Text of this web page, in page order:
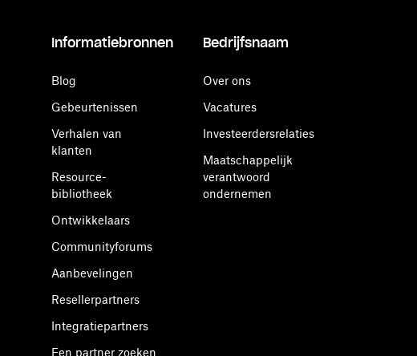
Informatiebronnen
Blog
Gebeurtenissen
Verhalen van
klanten
Resource-
bibliotheek
Ontwikkelaars
Communityforums
Aanbevelingen
Resellerpartners
Integratiepartners
Een partner zoeken
Bedrijfsnaam
Over ons
Vacatures
Investeerdersrelaties
Maatschappelijk
verantwoord
ondernemen